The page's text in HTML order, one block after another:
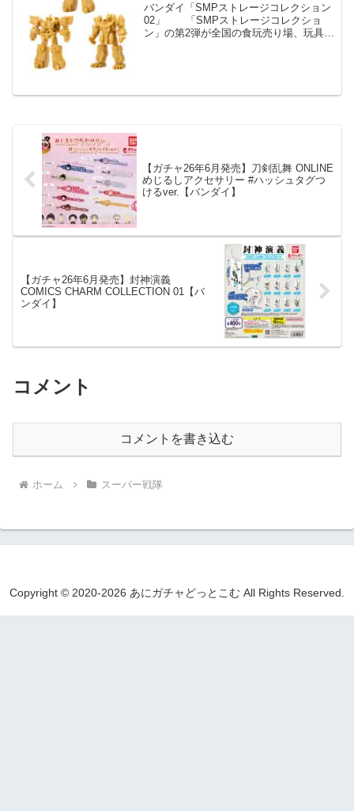
バンダイ「SMPストレージコレクション
02」 「SMPストレージコレクショ
ン」の第2弾が全国の食玩売り場、玩具・
【ガチャ26年6月発売】刀剣乱舞 ONLINE
めじるしアクセサリー #ハッシュタグつ
けるver.【バンダイ】
【ガチャ26年6月発売】封神演義
COMICS CHARM COLLECTION 01【バ
ンダイ】
コメント
コメントを書き込む
ホーム スーパー戦隊
Copyright © 2020-2026 あにガチャどっとこむ All Rights Reserved.